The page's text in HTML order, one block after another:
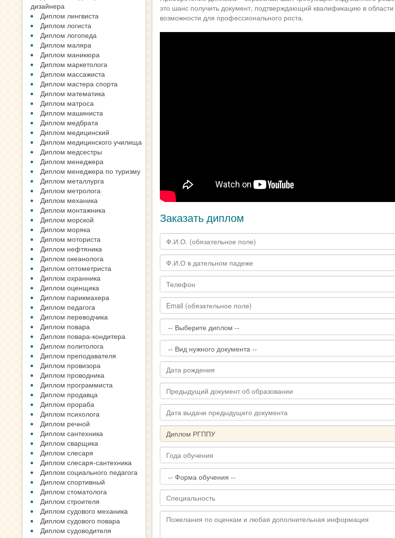
дизайнера
Диплом лингвиста
Диплом логиста
Диплом логопеда
Диплом маляра
Диплом маникюра
Диплом маркетолога
Диплом массажиста
Диплом мастера спорта
Диплом математика
Диплом матроса
Диплом машиниста
Диплом медбрата
Диплом медицинский
Диплом медицинского училища
Диплом медсестры
Диплом менеджера
Диплом менеджера по туризму
Диплом металлурга
Диплом метролога
Диплом механика
Диплом монтажника
Диплом морской
Диплом моряка
Диплом моториста
Диплом нефтяника
Диплом океанолога
Диплом оптометриста
Диплом охранника
Диплом оценщика
Диплом парикмахера
Диплом педагога
Диплом переводчика
Диплом повара
Диплом повара-кондитера
Диплом политолога
Диплом преподавателя
Диплом провизора
Диплом проводника
Диплом программиста
Диплом продавца
Диплом прораба
Диплом психолога
Диплом речной
Диплом сантехника
Диплом сварщика
Диплом слесаря
Диплом слесаря-сантехника
Диплом социального педагога
Диплом спортивный
Диплом стоматолога
Диплом строителя
Диплом судового механика
Диплом судового повара
Диплом судоводителя
это шанс получить документ, подтверждающий квалификацию в
возможности для профессионального роста.
Заказать диплом